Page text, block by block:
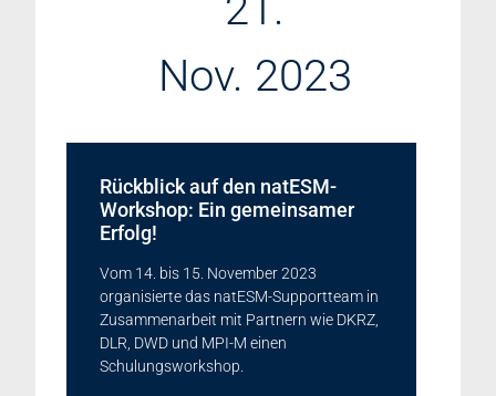
Nov. 2023
Rückblick auf den natESM-
Workshop: Ein gemeinsamer
Erfolg!
Vom 14. bis 15. November 2023
organisierte das natESM-Supportteam in
Zusammenarbeit mit Partnern wie DKRZ,
DLR, DWD und MPI-M einen
Schulungsworkshop.